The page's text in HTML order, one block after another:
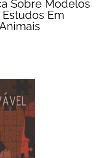
Sobre Modelos
Em